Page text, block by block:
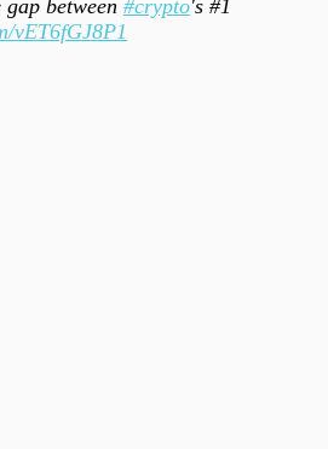
between #crypto's #1
vET6fGJ8P1